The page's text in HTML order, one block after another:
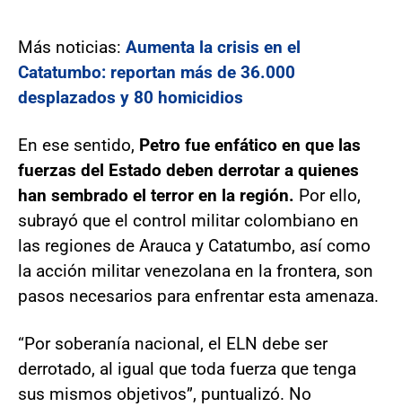
Más noticias: Aumenta la crisis en el
Catatumbo: reportan más de 36.000
desplazados y 80 homicidios
En ese sentido, Petro fue enfático en que las
fuerzas del Estado deben derrotar a quienes
han sembrado el terror en la región. Por ello,
subrayó que el control militar colombiano en
las regiones de Arauca y Catatumbo, así como
la acción militar venezolana en la frontera, son
pasos necesarios para enfrentar esta amenaza.
“Por soberanía nacional, el ELN debe ser
derrotado, al igual que toda fuerza que tenga
sus mismos objetivos”, puntualizó. No